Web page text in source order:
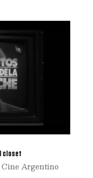
closet
Cine Argentino